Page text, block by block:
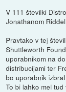
V 111 številki
Jonathanom
Pravtako v tej
Shuttleworth
uporabnikom na
distribucijami ter
bo uporabnik
To bi lahko mel